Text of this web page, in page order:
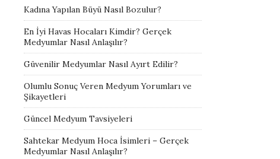
Kadına Yapılan Büyü Nasıl Bozulur?
En İyi Havas Hocaları Kimdir? Gerçek
Medyumlar Nasıl Anlaşılır?
Güvenilir Medyumlar Nasıl Ayırt Edilir?
Olumlu Sonuç Veren Medyum Yorumları ve
Şikayetleri
Güncel Medyum Tavsiyeleri
Sahtekar Medyum Hoca İsimleri – Gerçek
Medyumlar Nasıl Anlaşılır?